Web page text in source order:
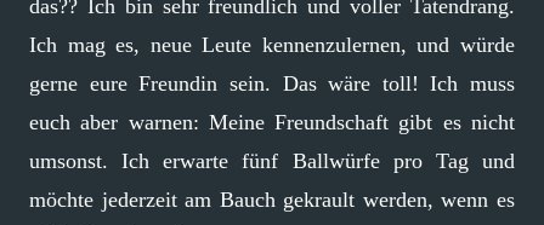
das?? Ich bin sehr freundlich und voller Tatendrang.
Ich mag es, neue Leute kennenzulernen, und würde
gerne eure Freundin sein. Das wäre toll! Ich muss
euch aber warnen: Meine Freundschaft gibt es nicht
umsonst. Ich erwarte fünf Ballwürfe pro Tag und
möchte jederzeit am Bauch gekrault werden, wenn es